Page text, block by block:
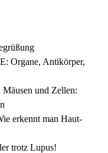
Organe, Antikörper,
und Zellen:
erkennt man Haut-
trotz Lupus!